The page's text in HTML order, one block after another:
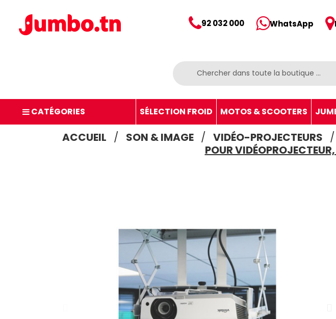
92 032 000 WhatsApp
CATÉGORIES SÉLECTION FROID MOTOS & SCOOTERS
ACCUEIL SON & IMAGE VIDÉO-PROJECTEURS
POUR